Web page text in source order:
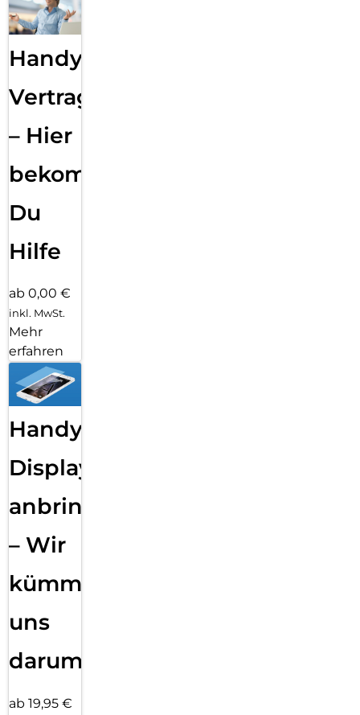
Handy
Vertragsabwicklung
– Hier
bekommst
Du
Hilfe
ab 0,00 €
inkl. MwSt.
Mehr
erfahren
Handy
Displayfolie
anbringen
– Wir
kümmern
uns
darum!
ab 19,95 €